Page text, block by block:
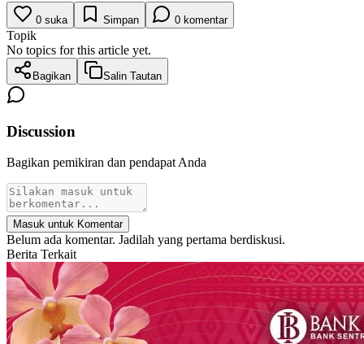
0 suka Simpan 0 komentar
Topik
No topics for this article yet.
Bagikan Salin Tautan
Discussion
Bagikan pemikiran dan pendapat Anda
Masuk untuk Komentar
Belum ada komentar. Jadilah yang pertama berdiskusi.
Berita Terkait